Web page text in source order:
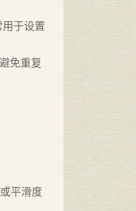
于设置
免重复
平滑度